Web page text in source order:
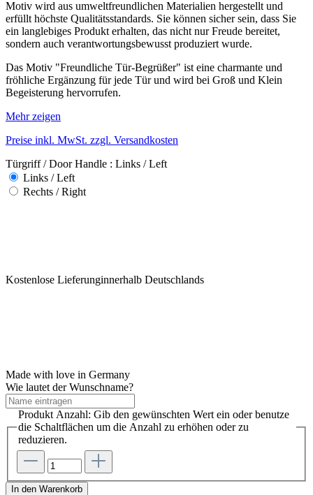
Motiv wird aus umweltfreundlichen Materialien hergestellt und
erfüllt höchste Qualitätsstandards. Sie können sicher sein, dass Sie
ein langlebiges Produkt erhalten, das nicht nur Freude bereitet,
sondern auch verantwortungsbewusst produziert wurde.
Das Motiv "Freundliche Tür-Begrüßer" ist eine charmante und
fröhliche Ergänzung für jede Tür und wird bei Groß und Klein
Begeisterung hervorrufen.
Mehr zeigen
Preise inkl. MwSt. zzgl. Versandkosten
Türgriff / Door Handle : Links / Left
Links / Left
Rechts / Right
Kostenlose Lieferunginnerhalb Deutschlands
Made with love in Germany
Wie lautet der Wunschname?
Produkt Anzahl: Gib den gewünschten Wert ein oder benutze
die Schaltflächen um die Anzahl zu erhöhen oder zu
reduzieren.
In den Warenkorb